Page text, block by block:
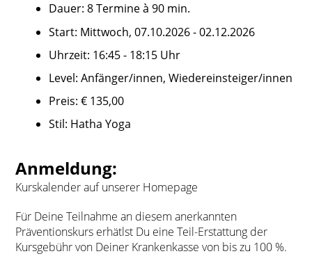
Dauer: 8 Termine à 90 min.
Start: Mittwoch, 07.10.2026 - 02.12.2026
Uhrzeit: 16:45 - 18:15 Uhr
Level: Anfänger/innen, Wiedereinsteiger/innen
Preis: € 135,00
Stil: Hatha Yoga
Anmeldung:
Kurskalender auf unserer Homepage
Für Deine Teilnahme an diesem anerkannten
Präventionskurs erhätlst Du eine Teil-Erstattung der
Kursgebühr von Deiner Krankenkasse von bis zu 100 %.